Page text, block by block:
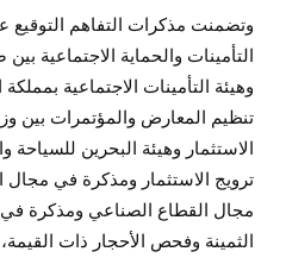
وتضمنت مذكرات التفاهم
التأمينات والحماية الاجتماعية
وهيئة التأمينات الاجتماعية
تنظيم المعارض والمؤتمرات بين
الاستثمار وهيئة البحرين
ترويج الاستثمار ومذكرة في مجال
مجال القطاع الصناعي ومذكرة
الثمينة وفحص الأحجار ذات